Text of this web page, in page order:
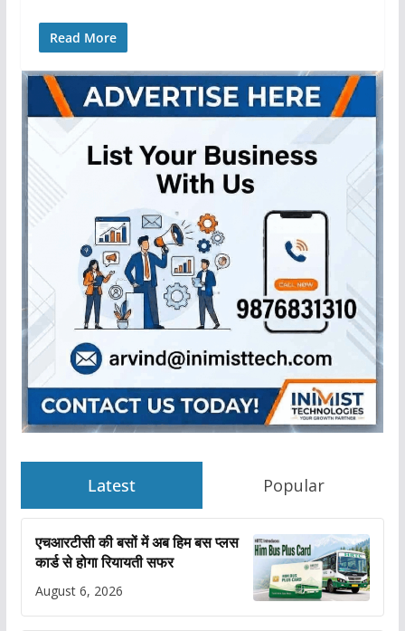
Read More
Latest Popular
एचआरटीसी की बसों में अब हिम बस प्लस
कार्ड से होगा रियायती सफर
August 6, 2026